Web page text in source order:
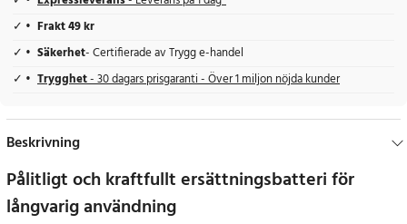
Frakt 49 kr
Säkerhet- Certifierade av Trygg e-handel
Trygghet- 30 dagars prisgaranti - Över 1 miljon nöjda kunder
Beskrivning
Pålitligt och kraftfullt ersättningsbatteri för
långvarig användning